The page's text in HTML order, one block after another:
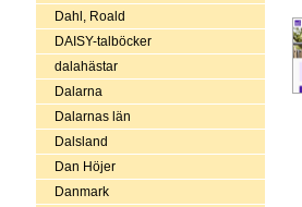
Dahl, Roald
DAISY-talböcker
dalahästar
Dalarna
Dalarnas län
Dalsland
Dan Höjer
Danmark